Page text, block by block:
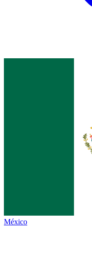
México